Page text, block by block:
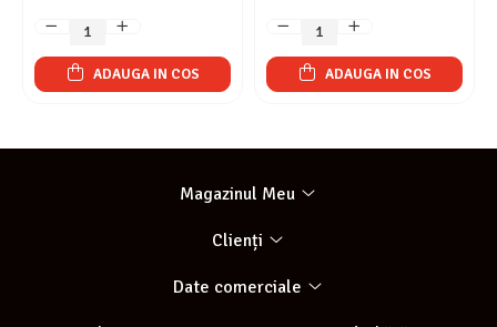
ADAUGA IN COS ADAUGA IN COS
Magazinul Meu
Clienți
Date comerciale